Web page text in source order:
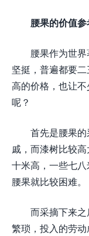
腰果的价值
腰果作为世
坚挺，普遍都要
高的价格，也让
呢？
首先是腰果
戚，而漆树比较
十米高，一些七
腰果就比较困难。
而采摘下来
繁琐，投入的劳动